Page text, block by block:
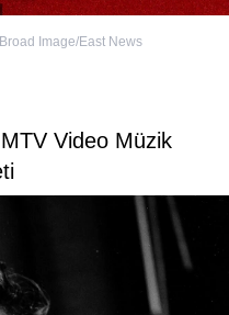
Image/East News
Video Müzik